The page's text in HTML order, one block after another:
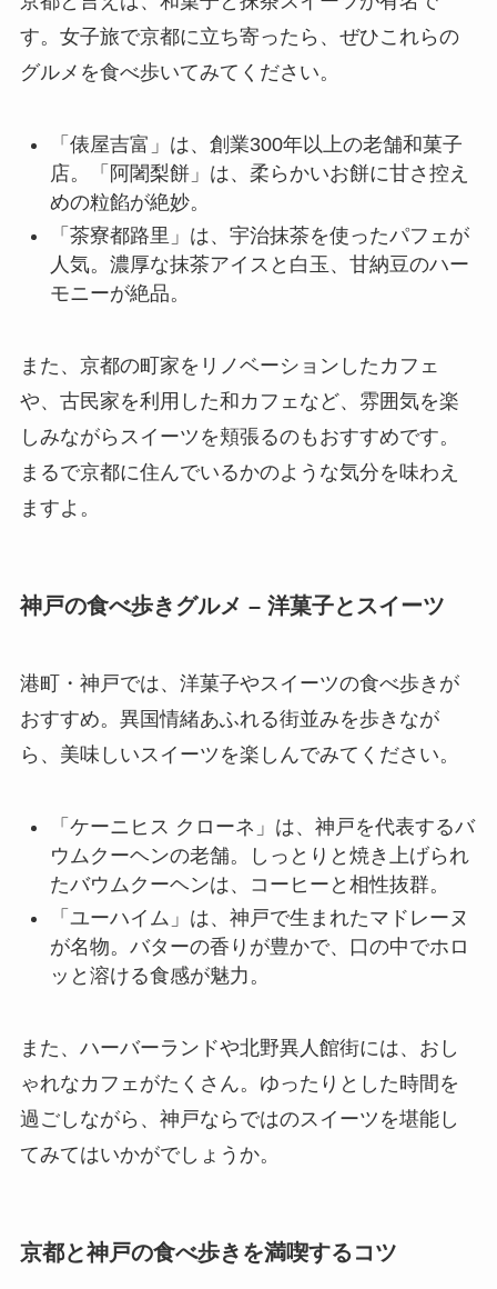
す。女子旅で京都に立ち寄ったら、ぜひこれらの
グルメを食べ歩いてみてください。
「俵屋吉富」は、創業300年以上の老舗和菓子
店。「阿闍梨餅」は、柔らかいお餅に甘さ控え
めの粒餡が絶妙。
「茶寮都路里」は、宇治抹茶を使ったパフェが
人気。濃厚な抹茶アイスと白玉、甘納豆のハー
モニーが絶品。
また、京都の町家をリノベーションしたカフェ
や、古民家を利用した和カフェなど、雰囲気を楽
しみながらスイーツを頬張るのもおすすめです。
まるで京都に住んでいるかのような気分を味わえ
ますよ。
神戸の食べ歩きグルメ – 洋菓子とスイーツ
港町・神戸では、洋菓子やスイーツの食べ歩きが
おすすめ。異国情緒あふれる街並みを歩きなが
ら、美味しいスイーツを楽しんでみてください。
「ケーニヒス クローネ」は、神戸を代表するバ
ウムクーヘンの老舗。しっとりと焼き上げられ
たバウムクーヘンは、コーヒーと相性抜群。
「ユーハイム」は、神戸で生まれたマドレーヌ
が名物。バターの香りが豊かで、口の中でホロ
ッと溶ける食感が魅力。
また、ハーバーランドや北野異人館街には、おし
ゃれなカフェがたくさん。ゆったりとした時間を
過ごしながら、神戸ならではのスイーツを堪能し
てみてはいかがでしょうか。
京都と神戸の食べ歩きを満喫するコツ